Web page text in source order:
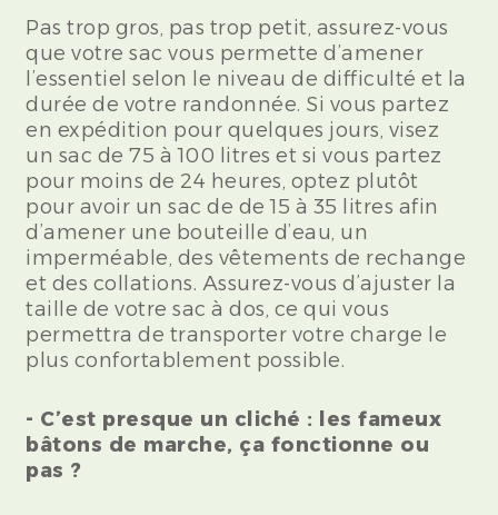
Pas trop gros, pas trop petit, assurez-vous
que votre sac vous permette d’amener
l’essentiel selon le niveau de difficulté et la
durée de votre randonnée. Si vous partez
en expédition pour quelques jours, visez
un sac de 75 à 100 litres et si vous partez
pour moins de 24 heures, optez plutôt
pour avoir un sac de de 15 à 35 litres afin
d’amener une bouteille d’eau, un
imperméable, des vêtements de rechange
et des collations. Assurez-vous d’ajuster la
taille de votre sac à dos, ce qui vous
permettra de transporter votre charge le
plus confortablement possible.
- C’est presque un cliché : les fameux
bâtons de marche, ça fonctionne ou
pas ?